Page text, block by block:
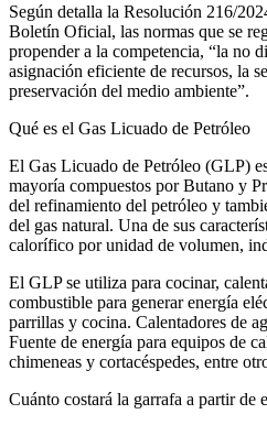
Según detalla la Resolución 216/
Boletín Oficial, las normas que se
propender a la competencia, “la no
asignación eficiente de recursos, la
preservación del medio ambiente”.
Qué es el Gas Licuado de Petróleo
El Gas Licuado de Petróleo (GLP)
mayoría compuestos por Butano y
del refinamiento del petróleo y
del gas natural. Una de sus
calorífico por unidad de volumen,
El GLP se utiliza para cocinar,
combustible para generar energía
parrillas y cocina. Calentadores de
Fuente de energía para equipos de
chimeneas y cortacéspedes, entre
Cuánto costará la garrafa a partir de